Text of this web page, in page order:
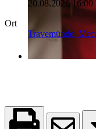
20.08.2026 16:00
Ort
Travemünde,